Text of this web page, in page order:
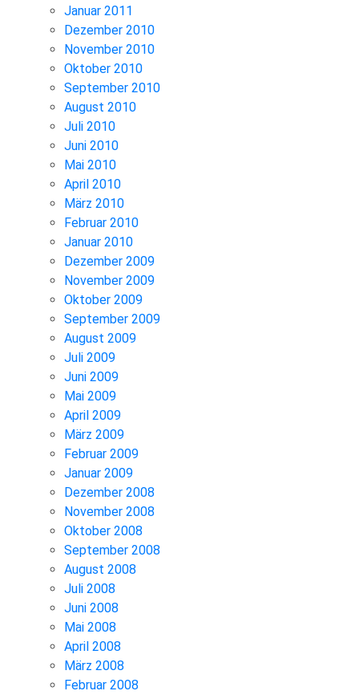
Januar 2011
Dezember 2010
November 2010
Oktober 2010
September 2010
August 2010
Juli 2010
Juni 2010
Mai 2010
April 2010
März 2010
Februar 2010
Januar 2010
Dezember 2009
November 2009
Oktober 2009
September 2009
August 2009
Juli 2009
Juni 2009
Mai 2009
April 2009
März 2009
Februar 2009
Januar 2009
Dezember 2008
November 2008
Oktober 2008
September 2008
August 2008
Juli 2008
Juni 2008
Mai 2008
April 2008
März 2008
Februar 2008